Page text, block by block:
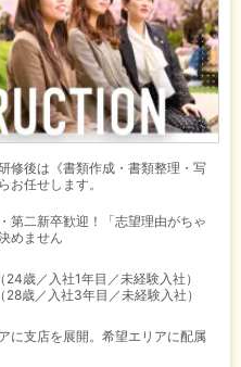
修後は《書類作成・書類整理・写
お任せします。
第二新卒歓迎！「志望理由がちゃ
めません
歳／入社1年目／未経験入社）
歳／入社3年目／未経験入社）
に支店を展開。希望エリアに配属